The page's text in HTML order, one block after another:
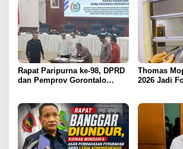
Rapat Paripurna ke-98, DPRD
dan Pemprov Gorontalo
Thomas
2026 Jadi